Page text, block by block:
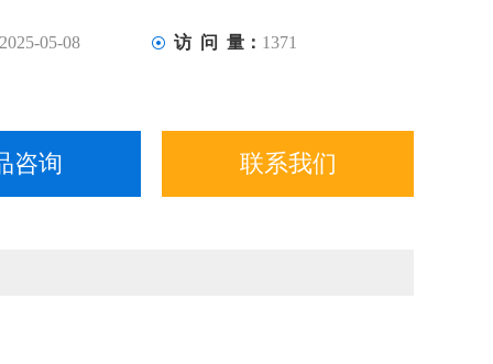
2025-05-08 访 问 量： 1371
咨询 联系我们